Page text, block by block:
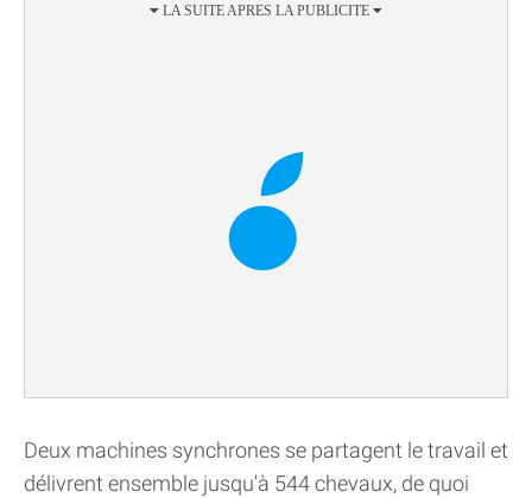
Deux machines synchrones se partagent le travail et
délivrent ensemble jusqu'à 544 chevaux, de quoi